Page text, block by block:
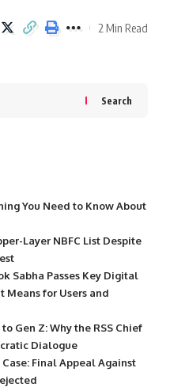
2 Min Read
Search
You Need to Know About
Layer NBFC List Despite
Sabha Passes Key Digital
Means for Users and
Gen Z: Why the RSS Chief
Dialogue
Final Appeal Against